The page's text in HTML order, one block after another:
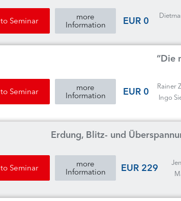
0 EUR
more
Information
to Seminar
Die
Rainer
Ingo
0 EUR
more
Information
to Seminar
Erdung, Blitz- und
229 EUR
more
Information
to Seminar